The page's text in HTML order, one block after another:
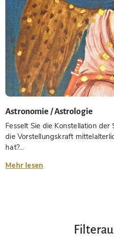
Astronomie / Astrologie
Fesselt Sie die Konstellation
die Vorstellungskraft
hat?...
Mehr lesen